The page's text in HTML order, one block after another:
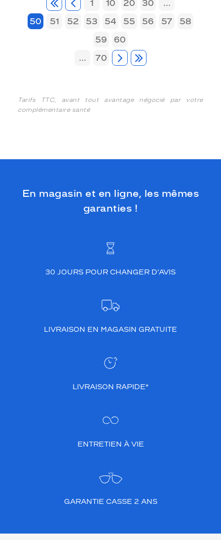
1 10 20 30
...
50
51 52 53 54 55 56 57
58
59
60
...
70
Tarifs TTC, avant tout avantage négocié par votre
complémentaire santé
En magasin et en ligne, les mêmes
garanties !
30 JOURS POUR CHANGER D’AVIS
LIVRAISON EN MAGASIN GRATUITE
LIVRAISON RAPIDE*
ENTRETIEN À VIE
GARANTIE CASSE 2 ANS